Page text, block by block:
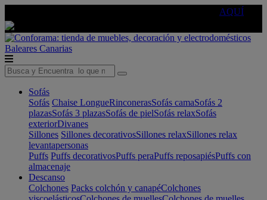
AQUÍ
Baleares Canarias
Sofás
Sofás Chaise LongueRinconerasSofás camaSofás 2
plazasSofás 3 plazasSofás de pielSofás relaxSofás
exteriorDivanes
Sillones Sillones decorativosSillones relaxSillones relax
levantapersonas
Puffs Puffs decorativosPuffs peraPuffs reposapiésPuffs con
almacenaje
Descanso
Colchones Packs colchón y canapéColchones